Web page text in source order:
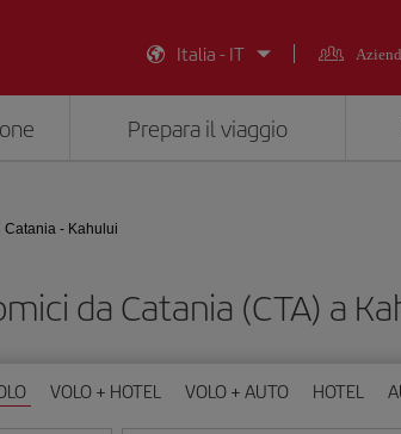
Italia - IT
Prepara il viaggio
Catania - Kahului
da Catania (CTA) a
VOLO + HOTEL VOLO + AUTO HOTEL